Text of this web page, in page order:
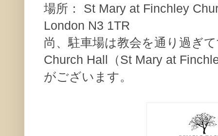
場所： St Mary at Finchley
London N3 1TR
尚、駐車場は教会を通り過ぎ
Church Hall（St Mary at
がございます。